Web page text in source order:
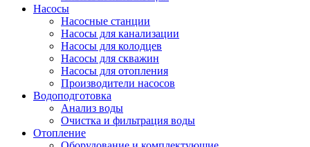
Насосы
Насосные станции
Насосы для канализации
Насосы для колодцев
Насосы для скважин
Насосы для отопления
Производители насосов
Водоподготовка
Анализ воды
Очистка и фильтрация воды
Отопление